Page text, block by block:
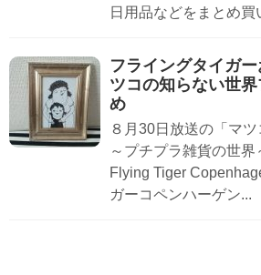
日用品などをまとめ買
フライングタイガ
ツコの知らない世
め
８月30日放送の「マ
～プチプラ雑貨の世界
Flying Tiger
ガーコペンハーゲン...